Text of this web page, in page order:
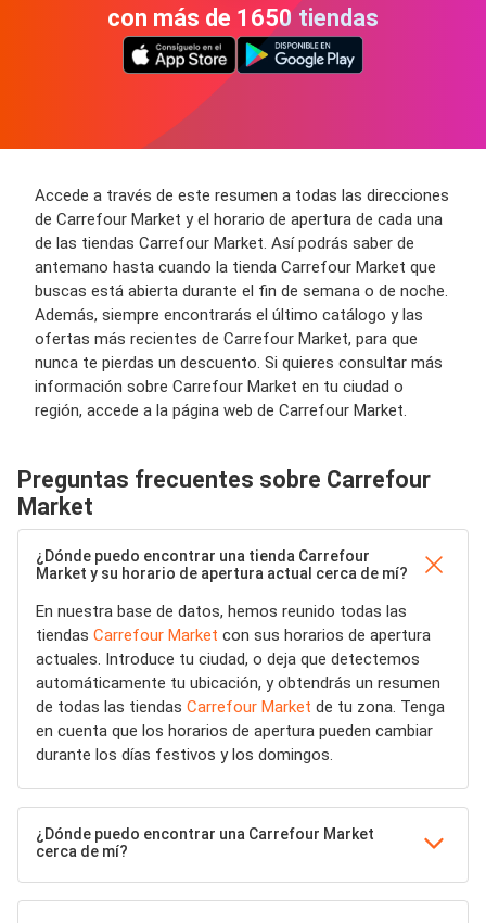
con más de 1650 tiendas
Accede a través de este resumen a todas las direcciones
de Carrefour Market y el horario de apertura de cada una
de las tiendas Carrefour Market. Así podrás saber de
antemano hasta cuando la tienda Carrefour Market que
buscas está abierta durante el fin de semana o de noche.
Además, siempre encontrarás el último catálogo y las
ofertas más recientes de Carrefour Market, para que
nunca te pierdas un descuento. Si quieres consultar más
información sobre Carrefour Market en tu ciudad o
región, accede a la página web de Carrefour Market.
Preguntas frecuentes sobre Carrefour
Market
¿Dónde puedo encontrar una tienda Carrefour
Market y su horario de apertura actual cerca de mí?
En nuestra base de datos, hemos reunido todas las
tiendas Carrefour Market con sus horarios de apertura
actuales. Introduce tu ciudad, o deja que detectemos
automáticamente tu ubicación, y obtendrás un resumen
de todas las tiendas Carrefour Market de tu zona. Tenga
en cuenta que los horarios de apertura pueden cambiar
durante los días festivos y los domingos.
¿Dónde puedo encontrar una Carrefour Market
cerca de mí?